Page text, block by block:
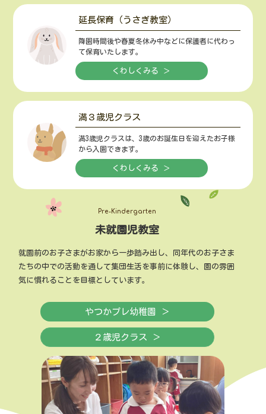
延長保育（うさぎ教室）
降園時間後や春夏冬休み中などに保護者に代わっ
て保育いたします。
くわしくみる ＞
満３歳児クラス
満3歳児クラスは、3歳のお誕生日を迎えたお子様
から入園できます。
くわしくみる ＞
Pre-Kindergarten
未就園児教室
就園前のお子さまがお家から一歩踏み出し、同年代のお子さま
たちの中での活動を通して集団生活を事前に体験し、園の雰囲
気に慣れることを目標としています。
やつかプレ幼稚園 ＞
２歳児クラス ＞